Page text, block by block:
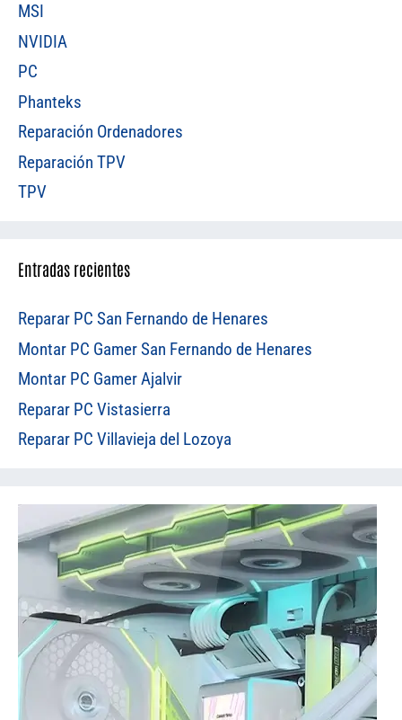
MSI
NVIDIA
PC
Phanteks
Reparación Ordenadores
Reparación TPV
TPV
Entradas recientes
Reparar PC San Fernando de Henares
Montar PC Gamer San Fernando de Henares
Montar PC Gamer Ajalvir
Reparar PC Vistasierra
Reparar PC Villavieja del Lozoya